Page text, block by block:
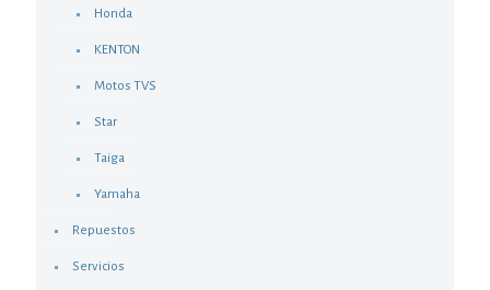
Honda
KENTON
Motos TVS
Star
Taiga
Yamaha
Repuestos
Servicios